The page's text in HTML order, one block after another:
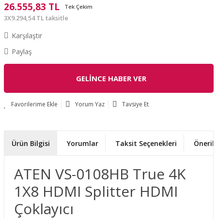
26.555,83 TL Tek Çekim
3X9.294,54 TL taksitle
Karşılaştır
Paylaş
GELİNCE HABER VER
Yorum Yaz Tavsiye Et
Ürün Bilgisi Yorumlar Taksit Seçenekleri
ATEN VS-0108HB True 4K
1X8 HDMI Splitter HDMI
Çoklayıcı